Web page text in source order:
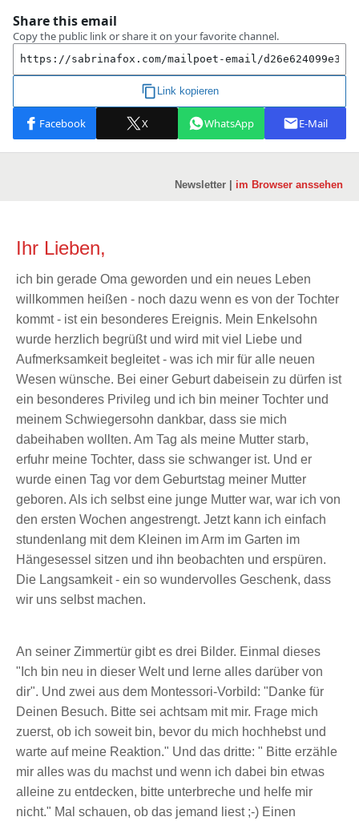
Newsletter | im Browser anssehen
Ihr Lieben,
ich bin gerade Oma geworden und ein neues Leben
willkommen heißen - noch dazu wenn es von der Tochter
kommt - ist ein besonderes Ereignis. Mein Enkelsohn
wurde herzlich begrüßt und wird mit viel Liebe und
Aufmerksamkeit begleitet - was ich mir für alle neuen
Wesen wünsche. Bei einer Geburt dabeisein zu dürfen ist
ein besonderes Privileg und ich bin meiner Tochter und
meinem Schwiegersohn dankbar, dass sie mich
dabeihaben wollten. Am Tag als meine Mutter starb,
erfuhr meine Tochter, dass sie schwanger ist. Und er
wurde einen Tag vor dem Geburtstag meiner Mutter
geboren. Als ich selbst eine junge Mutter war, war ich von
den ersten Wochen angestrengt. Jetzt kann ich einfach
stundenlang mit dem Kleinen im Arm im Garten im
Hängesessel sitzen und ihn beobachten und erspüren.
Die Langsamkeit - ein so wundervolles Geschenk, dass
wir uns selbst machen.
An seiner Zimmertür gibt es drei Bilder. Einmal dieses
"Ich bin neu in dieser Welt und lerne alles darüber von
dir". Und zwei aus dem Montessori-Vorbild: "Danke für
Deinen Besuch. Bitte sei achtsam mit mir. Frage mich
zuerst, ob ich soweit bin, bevor du mich hochhebst und
warte auf meine Reaktion." Und das dritte: " Bitte erzähle
mir alles was du machst und wenn ich dabei bin etwas
alleine zu entdecken, bitte unterbreche und helfe mir
nicht." Mal schauen, ob das jemand liest ;-) Einen